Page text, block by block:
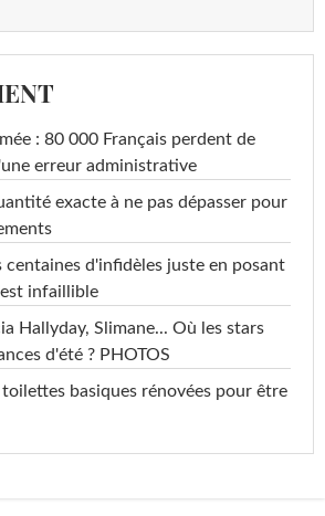
: 80 000 Français perdent de
erreur administrative
exacte à ne pas dépasser pour
centaines d'infidèles juste en posant
infaillible
Hallyday, Slimane... Où les stars
d'été ? PHOTOS
basiques rénovées pour être